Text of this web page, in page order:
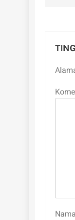
Nama